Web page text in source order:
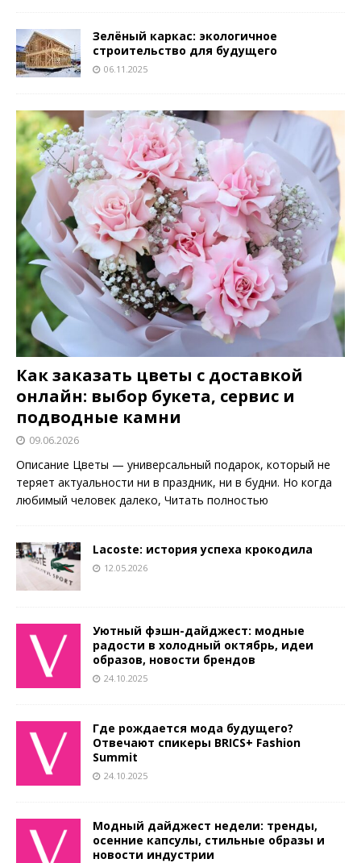
Зелёный каркас: экологичное
строительство для будущего
06.11.2025
Как заказать цветы с доставкой
онлайн: выбор букета, сервис и
подводные камни
09.06.2026
Описание Цветы — универсальный подарок, который не
теряет актуальности ни в праздник, ни в будни. Но когда
любимый человек далеко, Читать полностью
Lacoste: история успеха крокодила
12.05.2026
Уютный фэшн-дайджест: модные
радости в холодный октябрь, идеи
образов, новости брендов
24.10.2025
Где рождается мода будущего?
Отвечают спикеры BRICS+ Fashion
Summit
24.10.2025
Модный дайджест недели: тренды,
осенние капсулы, стильные образы и
новости индустрии